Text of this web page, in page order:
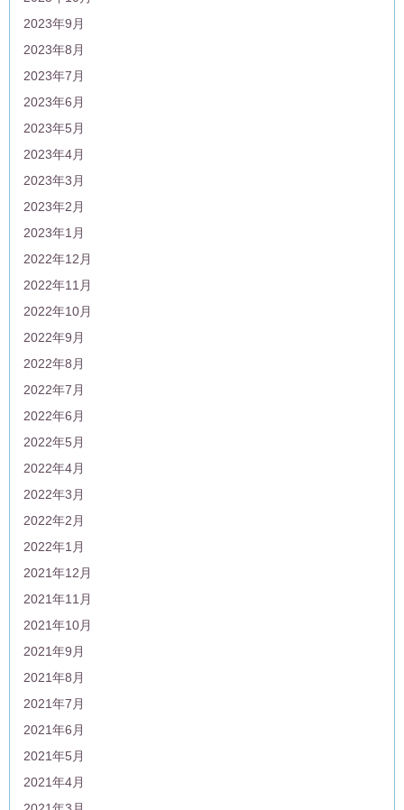
2023年9月
2023年8月
2023年7月
2023年6月
2023年5月
2023年4月
2023年3月
2023年2月
2023年1月
2022年12月
2022年11月
2022年10月
2022年9月
2022年8月
2022年7月
2022年6月
2022年5月
2022年4月
2022年3月
2022年2月
2022年1月
2021年12月
2021年11月
2021年10月
2021年9月
2021年8月
2021年7月
2021年6月
2021年5月
2021年4月